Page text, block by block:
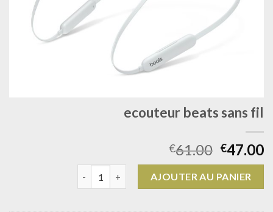
ecouteur beats sans fil
€61.00 €47.00
AJOUTER AU PANIER